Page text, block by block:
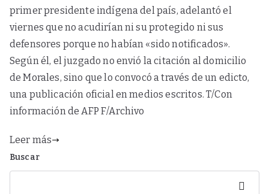
primer presidente indígena del país, adelantó el
viernes que no acudirían ni su protegido ni sus
defensores porque no habían «sido notificados».
Según él, el juzgado no envió la citación al domicilio
de Morales, sino que lo convocó a través de un edicto,
una publicación oficial en medios escritos. T/Con
información de AFP F/Archivo
Leer más
Buscar
Buscar